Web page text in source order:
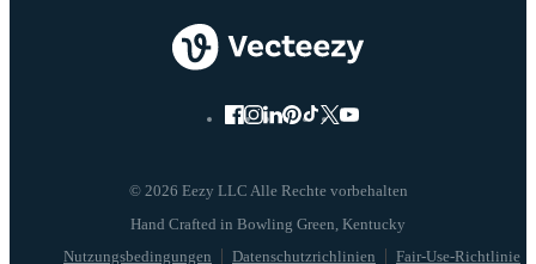
© 2026 Eezy LLC Alle Rechte vorbehalten
Nutzungsbedingungen Datenschutzrichlinien Fair-Use-Richtlinie